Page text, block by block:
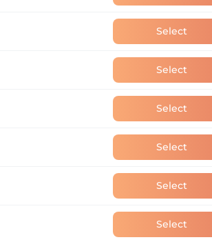
Select
Select
Select
Select
Select
Select